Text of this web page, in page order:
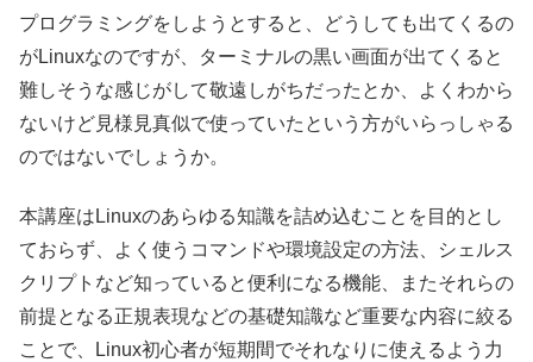
プログラミングをしようとすると、どうしても出てくるの
がLinuxなのですが、ターミナルの黒い画面が出てくると
難しそうな感じがして敬遠しがちだったとか、よくわから
ないけど見様見真似で使っていたという方がいらっしゃる
のではないでしょうか。
本講座はLinuxのあらゆる知識を詰め込むことを目的とし
ておらず、よく使うコマンドや環境設定の方法、シェルス
クリプトなど知っていると便利になる機能、またそれらの
前提となる正規表現などの基礎知識など重要な内容に絞る
ことで、Linux初心者が短期間でそれなりに使えるよう力